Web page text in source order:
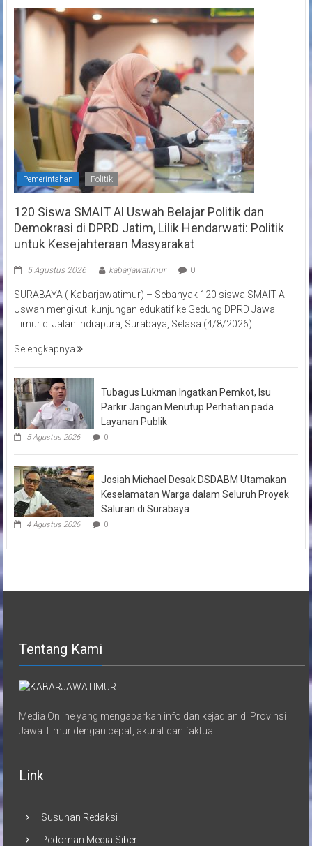
Pemerintahan Politik
120 Siswa SMAIT Al Uswah Belajar Politik dan
Demokrasi di DPRD Jatim, Lilik Hendarwati: Politik
untuk Kesejahteraan Masyarakat
5 Agustus 2026 kabarjawatimur 0
SURABAYA ( Kabarjawatimur) – Sebanyak 120 siswa SMAIT Al
Uswah mengikuti kunjungan edukatif ke Gedung DPRD Jawa
Timur di Jalan Indrapura, Surabaya, Selasa (4/8/2026).
Selengkapnya
Tubagus Lukman Ingatkan Pemkot, Isu
Parkir Jangan Menutup Perhatian pada
Layanan Publik
5 Agustus 2026 0
Josiah Michael Desak DSDABM Utamakan
Keselamatan Warga dalam Seluruh Proyek
Saluran di Surabaya
4 Agustus 2026 0
Tentang Kami
Media Online yang mengabarkan info dan kejadian di Provinsi
Jawa Timur dengan cepat, akurat dan faktual.
Link
Susunan Redaksi
Pedoman Media Siber